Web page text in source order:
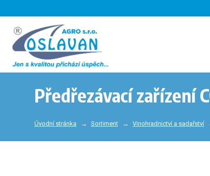
Předřezávací zařízení
Úvodní stránka Sortiment Vinohradnictví a sadařství